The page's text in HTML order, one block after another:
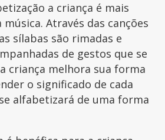
a criança é mais
Através das canções
sílabas são rimadas e
de gestos que se
criança melhora sua forma
o significado de cada
alfabetizará de uma forma